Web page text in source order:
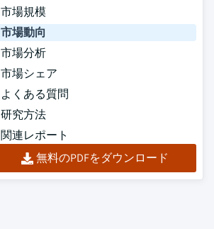
市場規模
市場動向
市場分析
市場シェア
よくある質問
研究方法
関連レポート
無料のPDFをダウンロード